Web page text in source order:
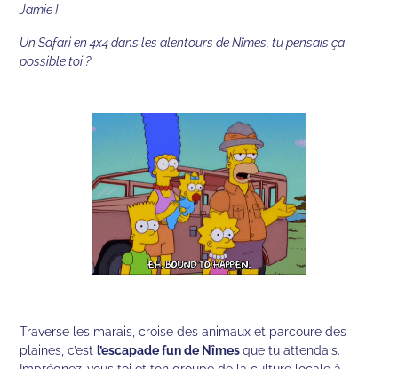
Jamie !
Un Safari en 4x4 dans les alentours de Nîmes, tu pensais ça
possible toi ?
Traverse les marais, croise des animaux et parcoure des
plaines, c’estl’escapade fun de Nîmesque tu attendais.